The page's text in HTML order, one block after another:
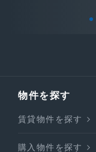
物件を探す
賃貸物件を探す
購入物件を探す